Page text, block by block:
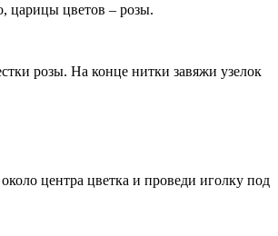
царицы цветов – розы.
розы. На конце нитки завяжи узелок
центра цветка и проведи иголку под